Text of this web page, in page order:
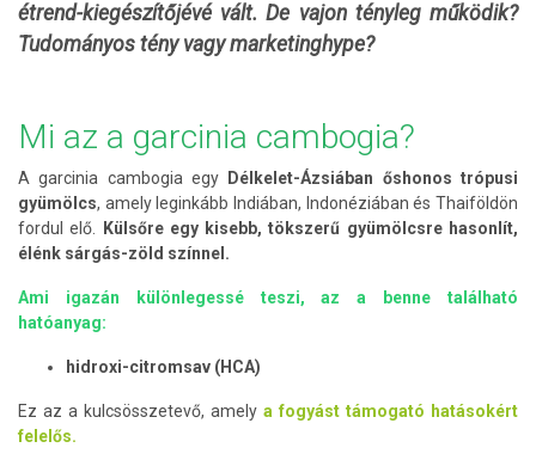
étrend-kiegészítőjévé vált.De vajon tényleg működik?
Tudományos tény vagy marketinghype?
Mi az a garcinia cambogia?
A garcinia cambogia egy Délkelet-Ázsiában őshonos trópusi
gyümölcs, amely leginkább Indiában, Indonéziában és Thaiföldön
fordul elő.
Külsőre egy kisebb, tökszerű gyümölcsre hasonlít,
élénk sárgás-zöld színnel.
Ami igazán különlegessé teszi, az a benne található
hatóanyag:
hidroxi-citromsav (HCA)
Ez az a kulcsösszetevő, amely a fogyást támogató hatásokért
felelős.